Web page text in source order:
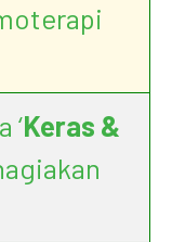
‘Keras &